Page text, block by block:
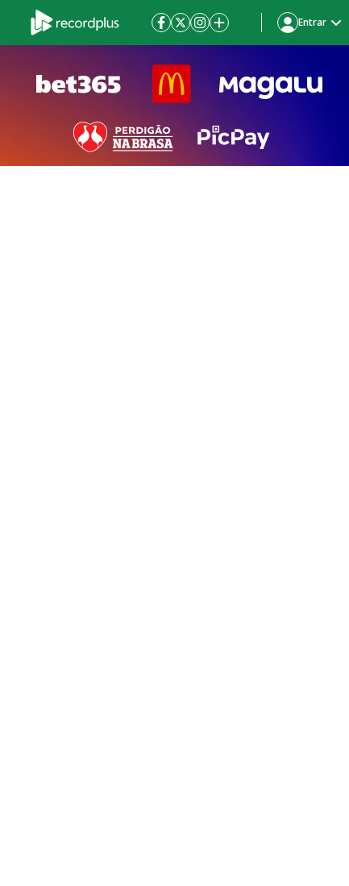
Entrar